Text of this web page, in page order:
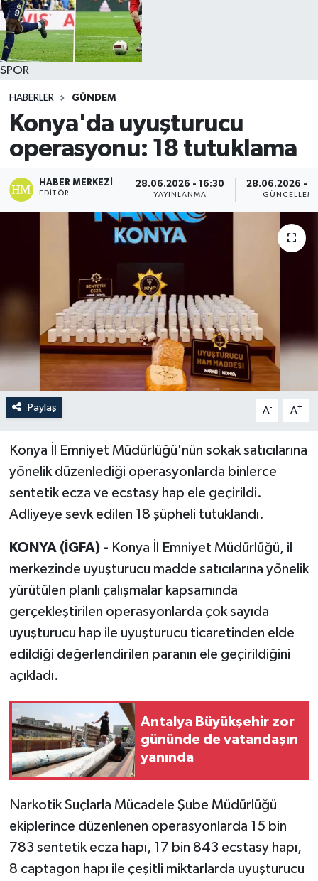
SPOR
HABERLER GÜNDEM
Konya'da uyuşturucu
operasyonu: 18 tutuklama
HABER MERKEZI
EDITÖR
28.06.2026 - 16:30
YAYINLANMA
28.06.2026 -
Paylaş A- A+
Konya İl Emniyet Müdürlüğü'nün sokak satıcılarına
yönelik düzenlediği operasyonlarda binlerce
sentetik ecza ve ecstasy hap ele geçirildi.
Adliyeye sevk edilen 18 şüpheli tutuklandı.
KONYA (İGFA) - Konya İl Emniyet Müdürlüğü, il
merkezinde uyuşturucu madde satıcılarına yönelik
yürütülen planlı çalışmalar kapsamında
gerçekleştirilen operasyonlarda çok sayıda
uyuşturucu hap ile uyuşturucu ticaretinden elde
edildiği değerlendirilen paranın ele geçirildiğini
açıkladı.
Antalya Büyükşehir zor
gününde de vatandaşın
yanında
Narkotik Suçlarla Mücadele Şube Müdürlüğü
ekiplerince düzenlenen operasyonlarda 15 bin
783 sentetik ecza hapı, 17 bin 843 ecstasy hapı,
8 captagon hapı ile çeşitli miktarlarda uyuşturucu